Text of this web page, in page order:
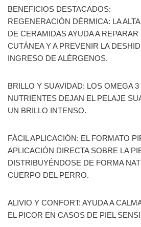
BENEFICIOS DESTACADOS:
REGENERACIÓN DÉRMICA: LA
DE CERAMIDAS AYUDA A REPARAR
CUTÁNEA Y A PREVENIR LA
INGRESO DE ALÉRGENOS.
BRILLO Y SUAVIDAD: LOS OMEGA
NUTRIENTES DEJAN EL PELAJE
UN BRILLO INTENSO.
FÁCIL APLICACIÓN: EL FORMATO
APLICACIÓN DIRECTA SOBRE LA
DISTRIBUYÉNDOSE DE FORMA
CUERPO DEL PERRO.
ALIVIO Y CONFORT: AYUDA A
EL PICOR EN CASOS DE PIEL